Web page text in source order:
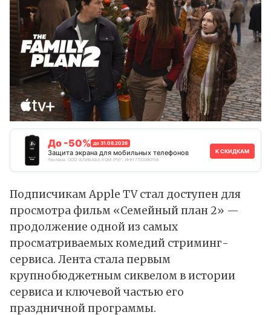
До -50% до 31.08.2026
Защита экрана для мобильных телефонов
Реклама. ООО "АЛИБАБА.КОМ (РУ)", ИНН 7703380158
К СКИДКАМ
Подписчикам Apple TV стал доступен для
просмотра фильм «Семейный план 2» —
продолжение одной из самых
просматриваемых комедий стриминг-
сервиса. Лента стала первым
крупнобюджетным сиквелом в истории
сервиса и ключевой частью его
праздничной программы.